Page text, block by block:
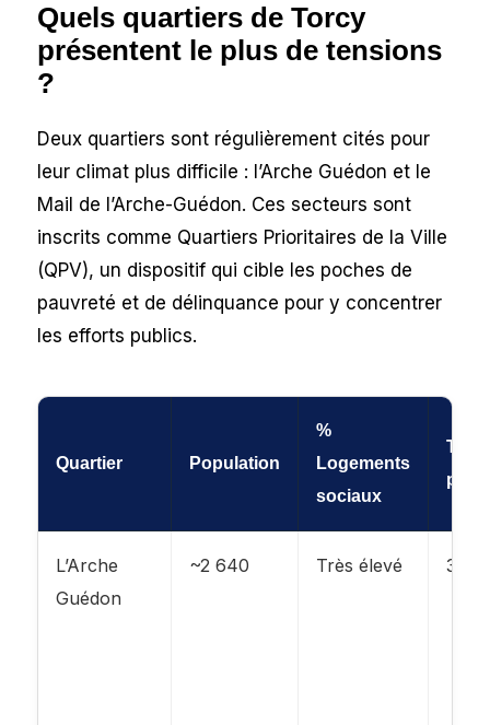
Quels quartiers de Torcy
présentent le plus de tensions
?
Deux quartiers sont régulièrement cités pour
leur climat plus difficile : l’Arche Guédon et le
Mail de l’Arche-Guédon. Ces secteurs sont
inscrits comme Quartiers Prioritaires de la Ville
(QPV), un dispositif qui cible les poches de
pauvreté et de délinquance pour y concentrer
les efforts publics.
Quartier Population
%
Logements
sociaux
L’Arche
Guédon
~2 640 Très élevé 35 %